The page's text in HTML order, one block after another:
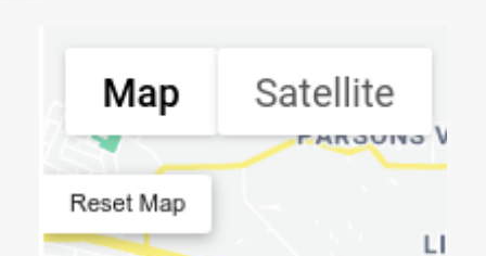
Number Of Shops